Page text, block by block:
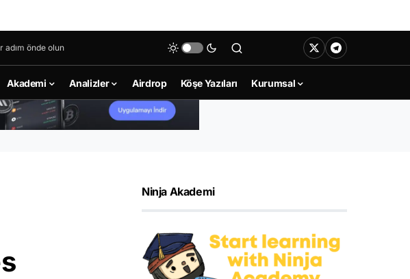
adım önde olun
Akademi Analizler Airdrop Köşe Yazıları Kurumsal
Ninja Akademi